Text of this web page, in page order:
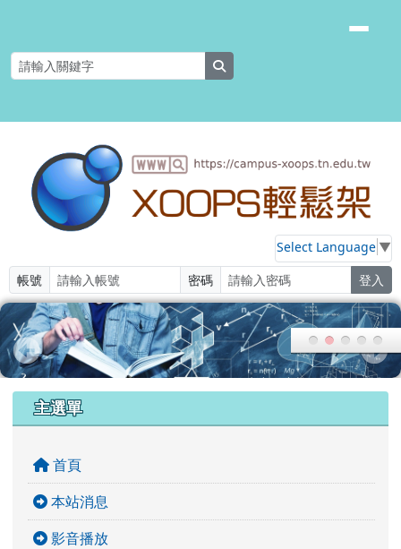
Select Language ▼
帳號
密碼 登入
左邊區域內容
主選單
首頁
本站消息
影音播放
頁尾區域